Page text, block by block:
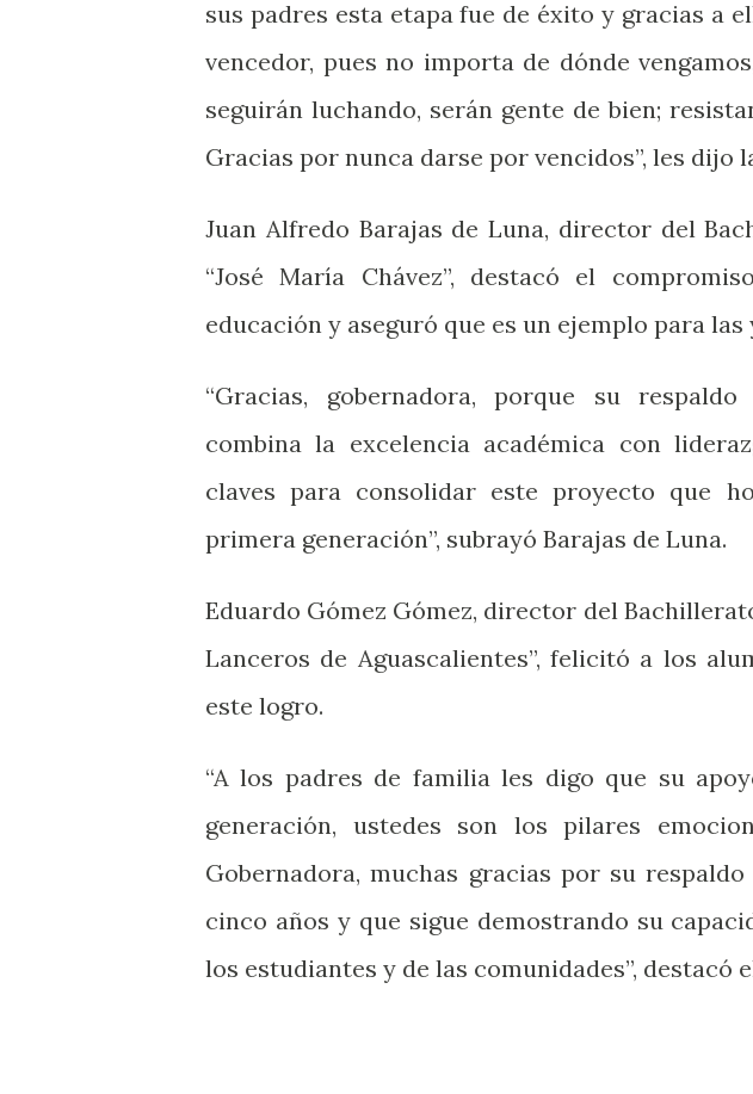
sus padres esta etapa fue de éxito y gracias a
vencedor, pues no importa de dónde
seguirán luchando, serán gente de bien;
Gracias por nunca darse por vencidos”, les dijo
Juan Alfredo Barajas de Luna, director del
“José María Chávez”, destacó el
educación y aseguró que es un ejemplo para las
“Gracias, gobernadora, porque su
combina la excelencia académica con
claves para consolidar este proyecto que
primera generación”, subrayó Barajas de Luna.
Eduardo Gómez Gómez, director del
Lanceros de Aguascalientes”, felicitó a los
este logro.
“A los padres de familia les digo que su
generación, ustedes son los pilares
Gobernadora, muchas gracias por su
cinco años y que sigue demostrando su
los estudiantes y de las comunidades”, destacó